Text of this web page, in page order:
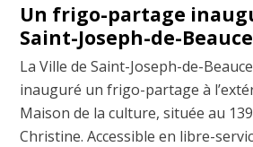
Un frigo-partage
Saint-Joseph-de-Beauce
La Ville de Saint-Joseph-de-
inauguré un frigo-partage à
Maison de la culture, située au
Christine. Accessible en libre-